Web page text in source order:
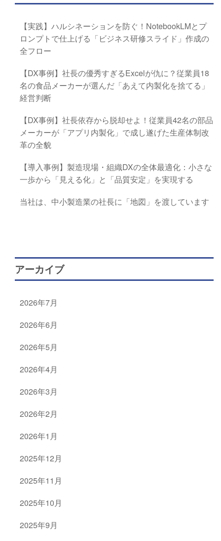
【実践】ハルシネーションを防ぐ！NotebookLMとプ
ロンプトで仕上げる「ビジネス研修スライド」作成の
全フロー
【DX事例】社長の優秀すぎるExcelが仇に？従業員18
名の食品メーカーが選んだ「あえて内製化を捨てる」
経営判断
【DX事例】社長依存から脱却せよ！従業員42名の部品
メーカーが「アプリ内製化」で成し遂げた生産体制改
革の全貌
【導入事例】製造現場・組織DXの全体最適化：小さな
一歩から「見える化」と「品質安定」を実現する
当社は、中小製造業の社長に「地図」を渡しています
アーカイブ
2026年7月
2026年6月
2026年5月
2026年4月
2026年3月
2026年2月
2026年1月
2025年12月
2025年11月
2025年10月
2025年9月